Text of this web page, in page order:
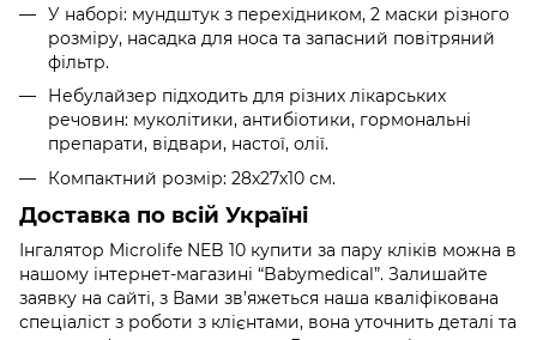
У наборі: мундштук з перехідником, 2 маски різного
розміру, насадка для носа та запасний повітряний
фільтр.
Небулайзер підходить для різних лікарських
речовин: муколітики, антибіотики, гормональні
препарати, відвари, настої, олії.
Компактний розмір: 28х27х10 см.
Доставка по всій Україні
Інгалятор Microlife NEB 10 купити за пару кліків можна в
нашому інтернет-магазині “Babymedical”. Залишайте
заявку на сайті, з Вами зв’яжеться наша кваліфікована
спеціаліст з роботи з клієнтами, вона уточнить деталі та